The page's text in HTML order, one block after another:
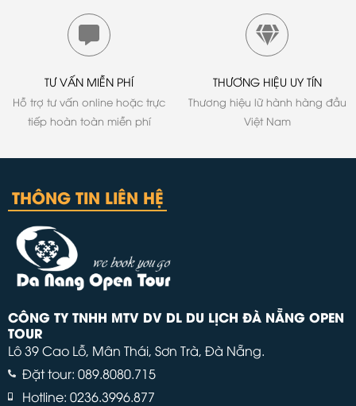
TƯ VẤN MIỄN PHÍ
Hỗ trợ tư vấn online hoặc trực
tiếp hoàn toàn miễn phí
THƯƠNG HIỆU UY TÍN
Thương hiệu lữ hành hàng đầu
Việt Nam
THÔNG TIN LIÊN HỆ
CÔNG TY TNHH MTV DV DL DU LỊCH ĐÀ NẴNG OPEN
TOUR
Lô 39 Cao Lỗ, Mân Thái, Sơn Trà, Đà Nẵng.
Đặt tour: 089.8080.715
Hotline: 0236.3996.877